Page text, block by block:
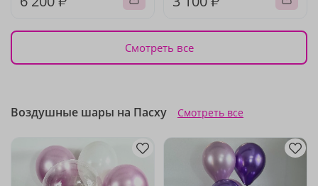
Смотреть все
Воздушные шары на Пасху Смотреть все